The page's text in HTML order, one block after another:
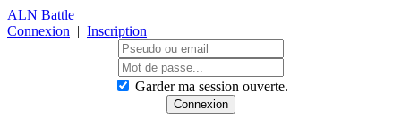
ALN Battle
Connexion | Inscription
Garder ma session ouverte.